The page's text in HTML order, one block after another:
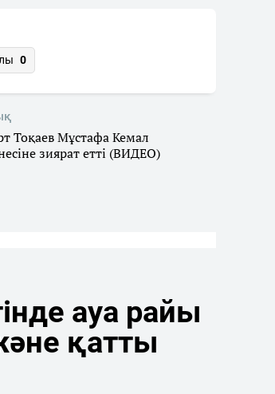
0
Тоқаев Мұстафа Кемал
зиярат етті (ВИДЕО)
ауа райы
қатты